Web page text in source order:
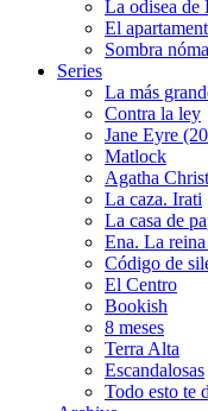
La odisea de
El
Sombra
Series
La más
Contra la ley
Jane Eyre
Matlock
Agatha
La caza. Irati
La casa de
Ena. La
Código de
El Centro
Bookish
8 meses
Terra Alta
Escandalosas
Todo esto te